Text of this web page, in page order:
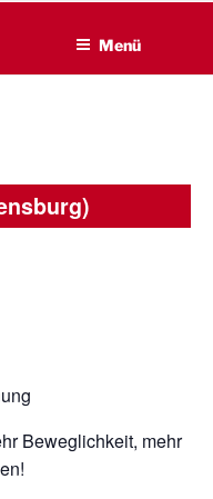
Menü
Beweglichkeit, mehr